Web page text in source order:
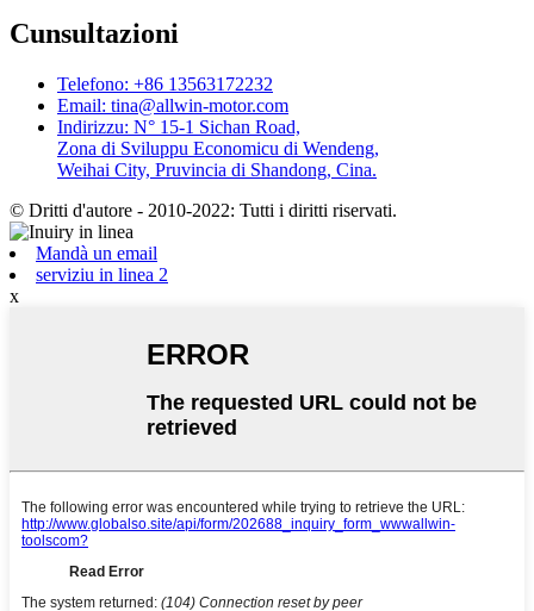
Cunsultazioni
Telefono: +86 13563172232
Email: tina@allwin-motor.com
Indirizzu: N° 15-1 Sichan Road,
Zona di Sviluppu Economicu di Wendeng,
Weihai City, Pruvincia di Shandong, Cina.
© Dritti d'autore - 2010-2022: Tutti i diritti riservati.
Mandà un email
serviziu in linea 2
x